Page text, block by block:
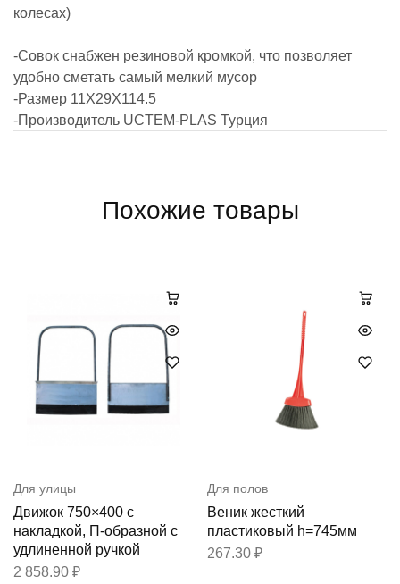
колесах)
-Совок снабжен резиновой кромкой, что позволяет
удобно сметать самый мелкий мусор
-Размер 11X29X114.5
-Производитель UCTEM-PLAS Турция
Похожие товары
Для улицы
Движок 750×400 с
накладкой, П-образной с
удлиненной ручкой
2 858.90 ₽
Для полов
Веник жесткий
пластиковый h=745мм
267.30 ₽